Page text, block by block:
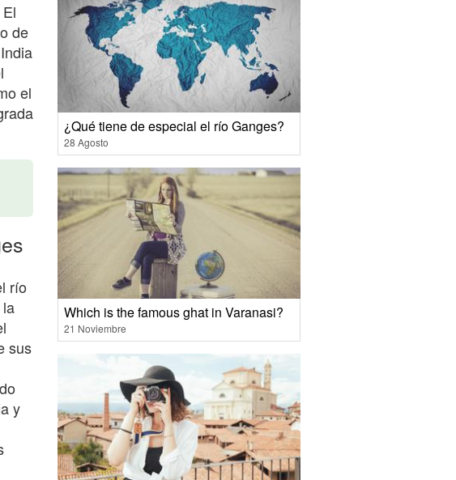
de
el
río
sus
y
¿Qué tiene de especial el río Ganges?
28 Agosto
Which is the famous ghat in Varanasi?
21 Noviembre